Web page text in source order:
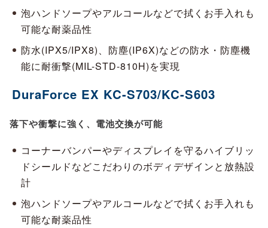
泡ハンドソープやアルコールなどで拭くお手入れも
可能な耐薬品性
防水(IPX5/IPX8)、防塵(IP6X)などの防水・防塵機
能に耐衝撃(MIL-STD-810H)を実現
DuraForce EX KC-S703/KC-S603
落下や衝撃に強く、電池交換が可能
コーナーバンパーやディスプレイを守るハイブリッ
ドシールドなどこだわりのボディデザインと放熱設
計
泡ハンドソープやアルコールなどで拭くお手入れも
可能な耐薬品性